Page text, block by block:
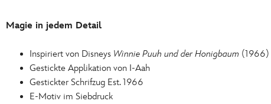
Magie in jedem Detail
Inspiriert von Disneys Winnie Puuh und der Honigbaum (1966)
Gestickte Applikation von I-Aah
Gestickter Schrifzug Est. 1966
E-Motiv im Siebdruck